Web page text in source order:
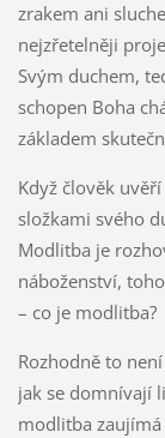
zrakem ani
nejzřetelněji
Svým duchem,
schopen Boha
základem
Když člověk
složkami svého
Modlitba je
náboženství,
– co je modlitba?
Rozhodně to
jak se domnívají
modlitba